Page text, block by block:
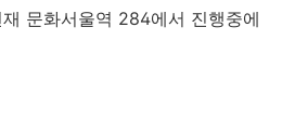
문화서울역 284에서 진행중에